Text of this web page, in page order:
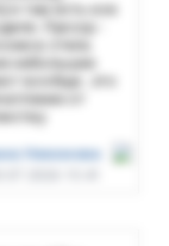
Никонова
и там есть кое
Луксор -
в отель
небольшие
вообще...это
от